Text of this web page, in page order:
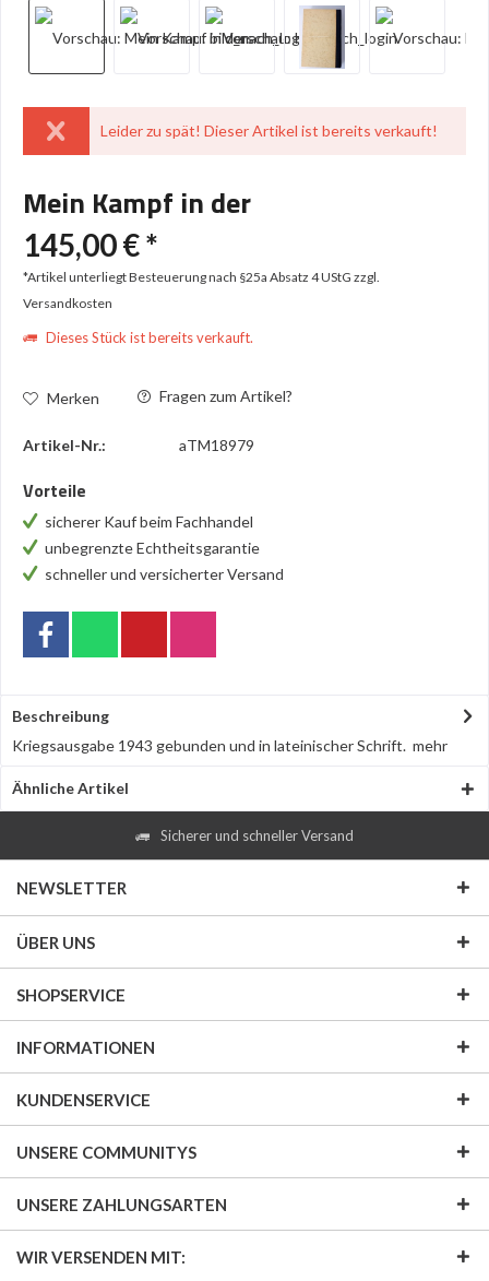
Leider zu spät! Dieser Artikel ist bereits verkauft!
Mein Kampf in der
145,00 € *
*Artikel unterliegt Besteuerung nach §25a Absatz 4 UStG zzgl.
Versandkosten
Dieses Stück ist bereits verkauft.
Merken Fragen zum Artikel?
Artikel-Nr.: aTM18979
Vorteile
sicherer Kauf beim Fachhandel
unbegrenzte Echtheitsgarantie
schneller und versicherter Versand
Beschreibung
Kriegsausgabe 1943 gebunden und in lateinischer Schrift. mehr
Ähnliche Artikel
Sicherer und schneller Versand
NEWSLETTER
ÜBER UNS
SHOPSERVICE
INFORMATIONEN
KUNDENSERVICE
UNSERE COMMUNITYS
UNSERE ZAHLUNGSARTEN
WIR VERSENDEN MIT: